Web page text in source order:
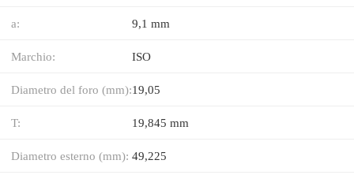
a: 9,1 mm
Marchio: ISO
Diametro del foro (mm):19,05
T: 19,845 mm
Diametro esterno (mm): 49,225